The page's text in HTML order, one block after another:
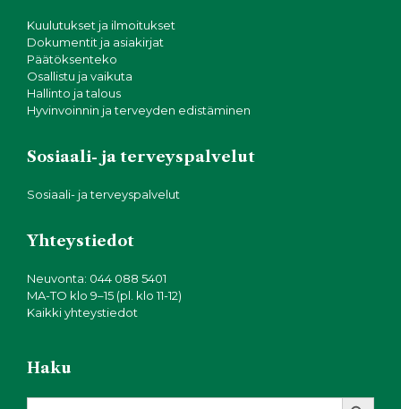
Kuulutukset ja ilmoitukset
Dokumentit ja asiakirjat
Päätöksenteko
Osallistu ja vaikuta
Hallinto ja talous
Hyvinvoinnin ja terveyden edistäminen
Sosiaali- ja terveyspalvelut
Sosiaali- ja terveyspalvelut
Yhteystiedot
Neuvonta: 044 088 5401
MA-TO klo 9–15 (pl. klo 11-12)
Kaikki yhteystiedot
Haku
Search Search Button